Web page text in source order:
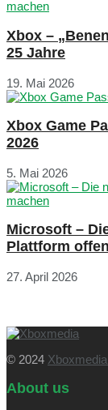
Xbox –
25 Jahre
19. Mai 2026
Xbox Game
2026
5. Mai 2026
Microsoft –
Plattform
27. April 2026
© 2024
About us